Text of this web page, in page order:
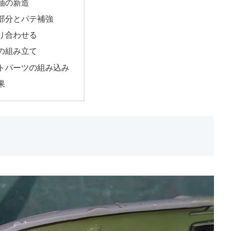
の新造
分とパテ補強
合わせる
組み立て
パーツの組み込み